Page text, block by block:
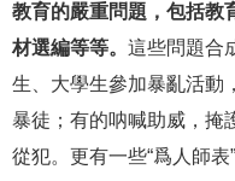
教育的嚴重問題，包括教
材選編等等。 這些問題合
生、大學生參加暴亂活動
暴徒；有的呐喊助威，掩
從犯。更有一些“爲人師表